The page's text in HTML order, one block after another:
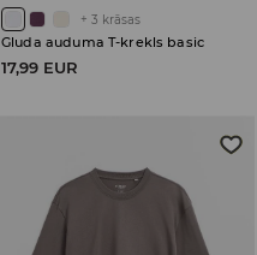
+ 3 krāsas
Gluda auduma T-krekls basic
17,99 EUR